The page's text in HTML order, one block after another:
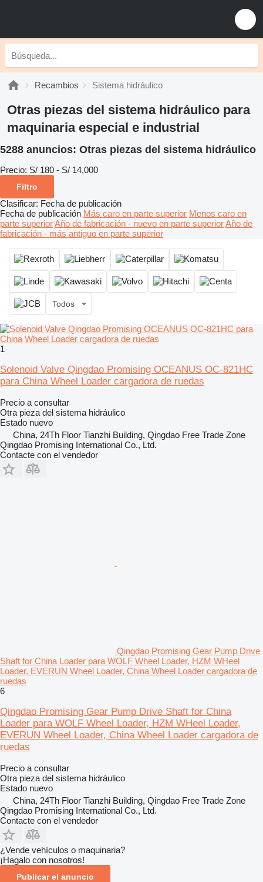
Recambios Sistema hidráulico
Otras piezas del sistema hidráulico para
maquinaria especial e industrial
5288 anuncios: Otras piezas del sistema hidráulico
Precio: S/ 180 - S/ 14,000
Filtro
Clasificar: Fecha de publicación
Fecha de publicación Más caro en parte superior Menos caro en
parte superiorAño de fabricación - nuevo en parte superiorAño de
fabricación - más antiguo en parte superior
Todos
1
Solenoid Valve Qingdao Promising OCEANUS OC-821HC
para China Wheel Loader cargadora de ruedas
Precio a consultar
Otra pieza del sistema hidráulico
Estado nuevo
China, 24Th Floor Tianzhi Building, Qingdao Free Trade Zone
Qingdao Promising International Co., Ltd.
Contacte con el vendedor
Qingdao Promising Gear Pump Drive
Shaft for China Loader para WOLF Wheel Loader, HZM WHeel
Loader, EVERUN Wheel Loader, China Wheel Loader cargadora de
ruedas
6
Qingdao Promising Gear Pump Drive Shaft for China
Loader para WOLF Wheel Loader, HZM WHeel Loader,
EVERUN Wheel Loader, China Wheel Loader cargadora de
ruedas
Precio a consultar
Otra pieza del sistema hidráulico
Estado nuevo
China, 24Th Floor Tianzhi Building, Qingdao Free Trade Zone
Qingdao Promising International Co., Ltd.
Contacte con el vendedor
¿Vende vehículos o maquinaria?
¡Hagalo con nosotros!
Publicar el anuncio